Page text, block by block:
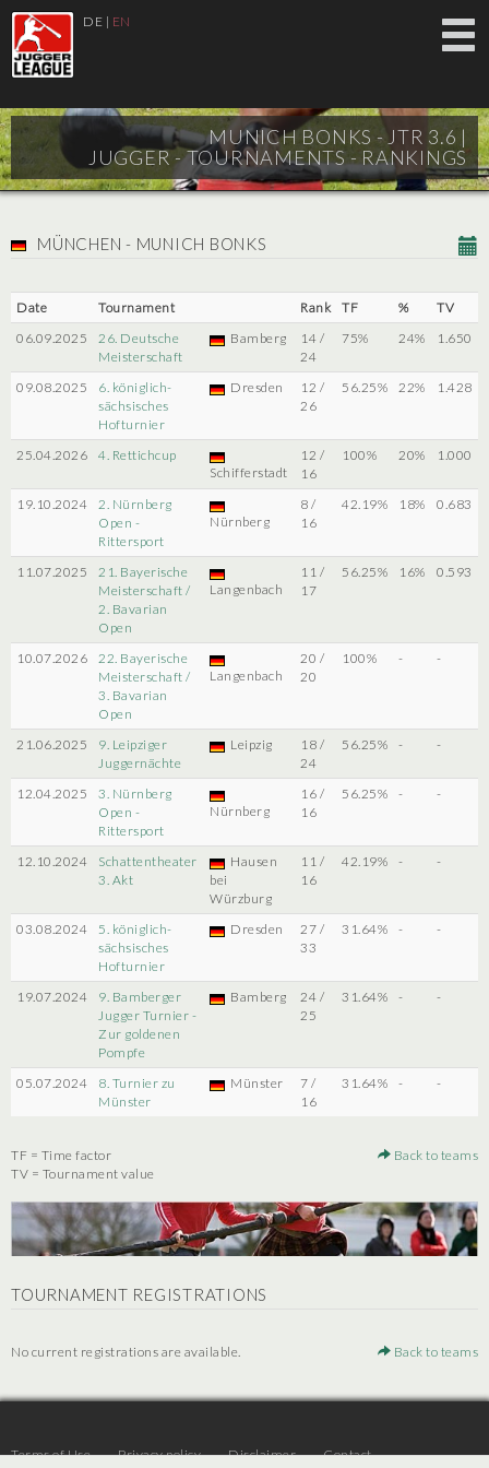
DE | EN
MUNICH BONKS - JTR 3.6 |
JUGGER - TOURNAMENTS - RANKINGS
MÜNCHEN - MUNICH BONKS
Date Tournament Rank TF %
TV
06.09.2025
26. Deutsche
Meisterschaft
Bamberg
14 /
24
75% 24% 1.650
09.08.2025
6. königlich-
sächsisches
Hofturnier
Dresden
12 /
26
56.25% 22% 1.428
25.04.2026
4. Rettichcup
Schifferstadt
12 /
16
100% 20% 1.000
19.10.2024
2. Nürnberg
Open -
Rittersport
Nürnberg
8 /
16
42.19% 18% 0.683
11.07.2025
21. Bayerische
Meisterschaft /
2. Bavarian
Open
Langenbach
11 /
17
56.25% 16% 0.593
10.07.2026
22. Bayerische
Meisterschaft /
3. Bavarian
Open
Langenbach
20 /
20
100% - -
21.06.2025
9. Leipziger
Juggernächte
Leipzig
18 /
24
56.25% - -
12.04.2025
3. Nürnberg
Open -
Rittersport
Nürnberg
16 /
16
56.25% - -
12.10.2024
Schattentheater
3. Akt
Hausen
bei
Würzburg
11 /
16
42.19% - -
03.08.2024
5. königlich-
sächsisches
Hofturnier
Dresden
27 /
33
31.64% - -
19.07.2024
9. Bamberger
Jugger Turnier -
Zur goldenen
Pompfe
Bamberg
24 /
25
31.64% - -
05.07.2024
8. Turnier zu
Münster
Münster
7 /
16
31.64% - -
TF = Time factor
TV = Tournament value
Back to teams
TOURNAMENT REGISTRATIONS
No current registrations are available. Back to teams
Terms of Use Privacy policy Disclaimer Contact